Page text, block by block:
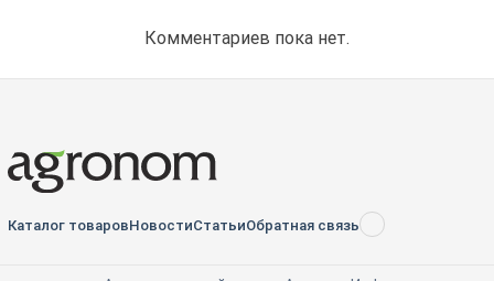
Комментариев пока нет.
Каталог товаровНовостиСтатьиОбратная связь RSS